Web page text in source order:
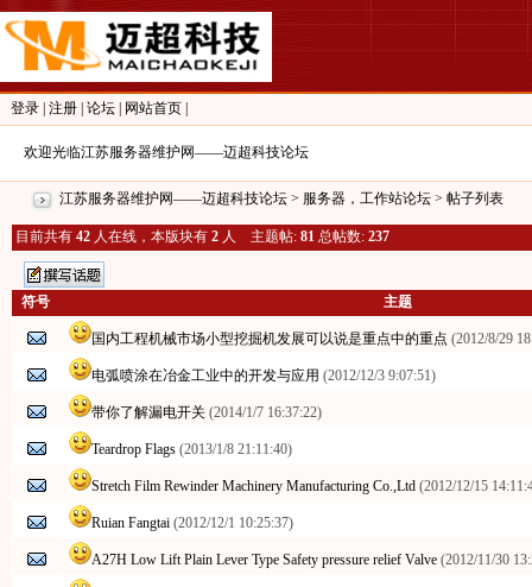
登录 注册 论坛 网站首页
欢迎光临江苏服务器维护网——迈超科技论坛
江苏服务器维护网——迈超科技论坛 > 服务器，工作站论坛 > 帖子列表
目前共有 42 人在线，本版块有 2 人 主题帖: 81 总帖数: 237
符号 主题
国内工程机械市场小型挖掘机发展可以说是重点中的重点 (2012/8/29
电弧喷涂在冶金工业中的开发与应用 (2012/12/3 9:07:51)
带你了解漏电开关 (2014/1/7 16:37:22)
Teardrop Flags (2013/1/8 21:11:40)
Stretch Film Rewinder Machinery Manufacturing Co.,Ltd (2012/12/15
Ruian Fangtai (2012/12/1 10:25:37)
A27H Low Lift Plain Lever Type Safety pressure relief Valve (2012/11/30